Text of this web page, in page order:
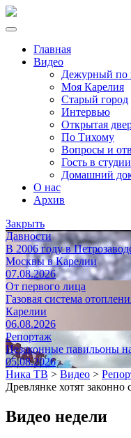
Главная
Видео
Дежурный по
Моя Карелия
Старый город
Интервью
Открытая
По Тихому
Вопросы и
Гость в студии
Домашний
О нас
Архив
Закрыть
Давности
В 2006 году в
Москвы в Карелии
07.08.2026
От первого лица
Газовая система
Карелии
06.08.2026
Репортаж
Незаконные павильоны
05.08.2026
Ника ТВ > Видео >
Древлянке хотят законно
Видео недели